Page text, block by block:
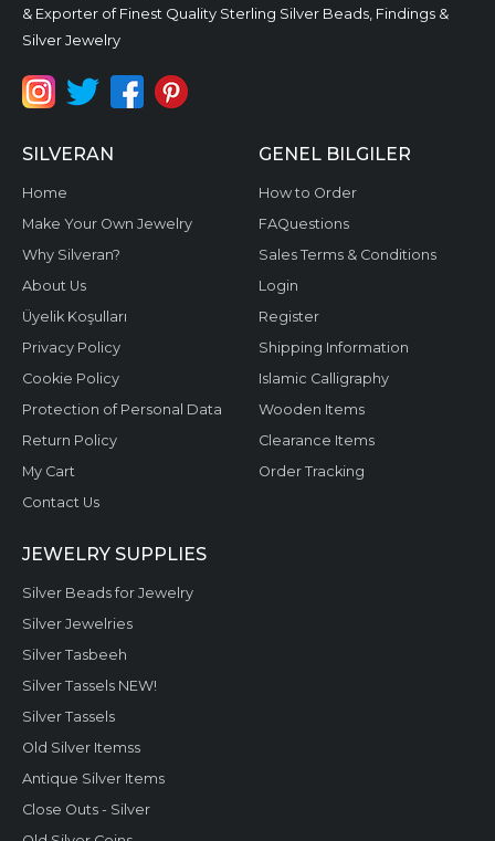
& Exporter of Finest Quality Sterling Silver Beads, Findings &
Silver Jewelry
SILVERAN
Home
Make Your Own Jewelry
Why Silveran?
About Us
Üyelik Koşulları
Privacy Policy
Cookie Policy
Protection of Personal Data
Return Policy
My Cart
Contact Us
GENEL BILGILER
How to Order
FAQuestions
Sales Terms & Conditions
Login
Register
Shipping Information
Islamic Calligraphy
Wooden Items
Clearance Items
Order Tracking
JEWELRY SUPPLIES
Silver Beads for Jewelry
Silver Jewelries
Silver Tasbeeh
Silver Tassels NEW!
Silver Tassels
Old Silver Itemss
Antique Silver Items
Close Outs - Silver